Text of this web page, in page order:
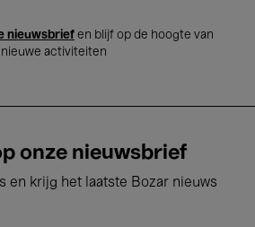
nieuwsbrief en blijf op de hoogte van
nieuwe activiteiten
onze nieuwsbrief
en krijg het laatste Bozar nieuws